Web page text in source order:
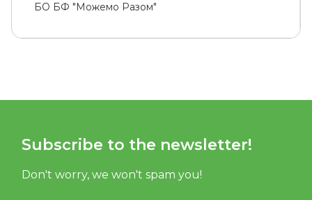
БО БФ "Можемо Разом"
Subscribe to the newsletter!
Don't worry, we won't spam you!